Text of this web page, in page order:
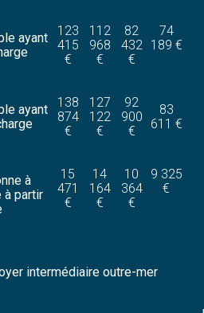
ayant
123
415
€
112
968
€
82
432
€
74
189 €
ayant
138
874
€
127
122
€
92
900
€
83
611 €
à
à partir
15
471
€
14
164
€
10
364
€
9 325
€
intermédiaire outre-mer